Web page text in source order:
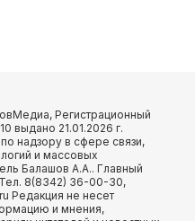
Регистрационный
21.01.2026 г.
надзору в сфере связи,
и массовых
Балашов А.А.. Главный
8(8342) 36-00-30,
Редакция не несет
и мнения,